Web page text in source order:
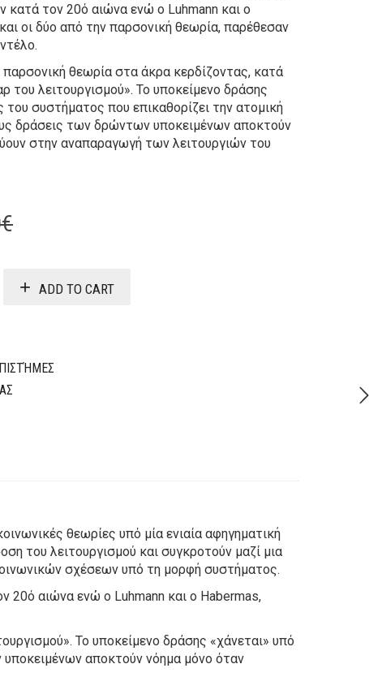
κατά τον 20ό αιώνα ενώ ο Luhmann και ο
οι δύο από την παρσονική θεωρία, παρέθεσαν
παρσονική θεωρία στα άκρα κερδίζοντας, κατά
του λειτουργισμού». Το υποκείμενο δράσης
συστήματος που επικαθορίζει την ατομική
δράσεις των δρώντων υποκειμένων αποκτούν
στην αναπαραγωγή των λειτουργιών του
€Original
was:
19,70€.
Current
is:
15,76€.
ADD TO CART
θεωρίες υπό μία ενιαία αφηγηματική
του λειτουργισμού και συγκροτούν μαζί μια
σχέσεων υπό τη μορφή συστήματος.
20ό αιώνα ενώ ο Luhmann και ο Habermas,
Το υποκείμενο δράσης «χάνεται» υπό
αποκτούν νόημα μόνο όταν